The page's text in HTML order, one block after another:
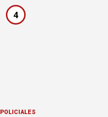
4
POLICIALES